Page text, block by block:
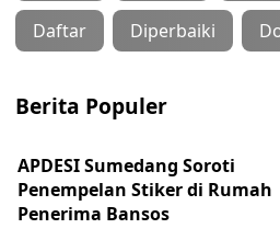
Daftar Diperbaiki
Berita Populer
APDESI Sumedang Soroti
Penempelan Stiker di Rumah
Penerima Bansos